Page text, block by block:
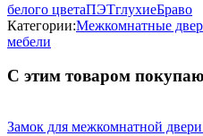
белого цветаПЭТглухиеБраво
Категории:Межкомнатные
мебели
С этим товаром
Замок для межкомнатной